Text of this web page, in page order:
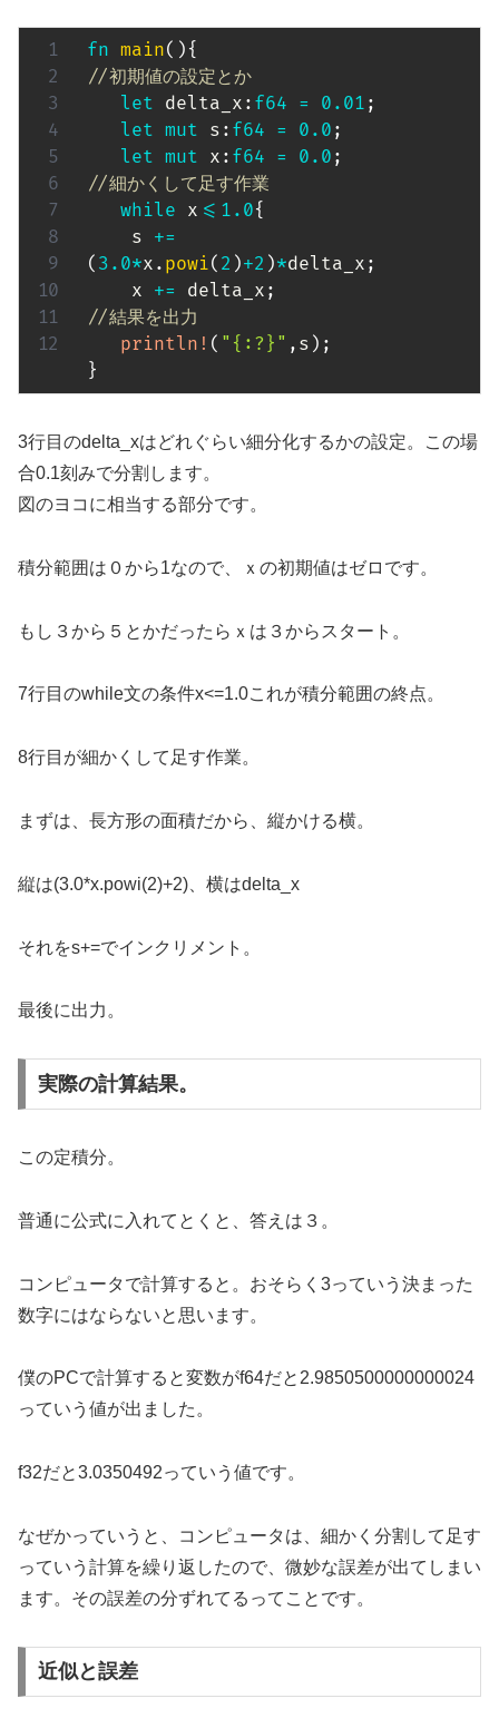
fn main( ) {
//初期値の設定とか
let delta_x : f64 = 0.01 ;
let mut s : f64 = 0.0 ;
let mut x : f64 = 0.0 ;
//細かくして足す作業
while x <= 1.0{
    s
+=
( 3.0*x . powi( 2 )+2 )*delta_x ;
    x
+= delta_x ;
//結果を出力
println! ( "{:?}" , s ) ;
}
3行目のdelta_xはどれぐらい細分化するかの設定。この場
合0.1刻みで分割します。
図のヨコに相当する部分です。
積分範囲は０から1なので、ｘの初期値はゼロです。
もし３から５とかだったらｘは３からスタート。
7行目のwhile文の条件x<=1.0これが積分範囲の終点。
8行目が細かくして足す作業。
まずは、長方形の面積だから、縦かける横。
縦は(3.0*x.powi(2)+2)、横はdelta_x
それをs+=でインクリメント。
最後に出力。
実際の計算結果。
この定積分。
普通に公式に入れてとくと、答えは３。
コンピュータで計算すると。おそらく3っていう決まった
数字にはならないと思います。
僕のPCで計算すると変数がf64だと2.9850500000000024
っていう値が出ました。
f32だと3.0350492っていう値です。
なぜかっていうと、コンピュータは、細かく分割して足す
っていう計算を繰り返したので、微妙な誤差が出てしまい
ます。その誤差の分ずれてるってことです。
近似と誤差